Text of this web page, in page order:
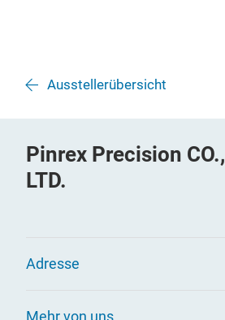
Ausstellerübersicht
Pinrex Precision CO.,
LTD.
Adresse
Mehr von uns